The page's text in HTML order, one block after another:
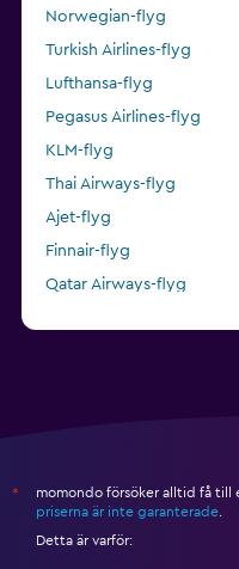
Norwegian-flyg
Turkish Airlines-flyg
Lufthansa-flyg
Pegasus Airlines-flyg
KLM-flyg
Thai Airways-flyg
Ajet-flyg
Finnair-flyg
Qatar Airways-flyg
*
momondo försöker alltid få till
priserna är inte garanterade
Detta är varför: